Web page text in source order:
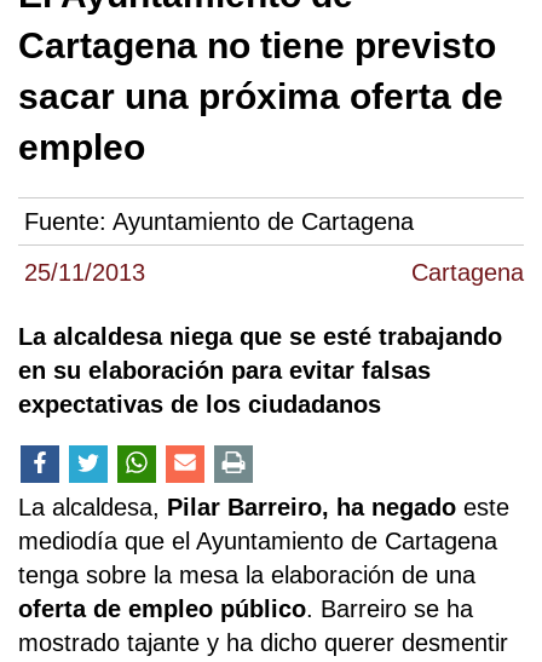
25/11/2013 Cartagena
Cartagena no tiene previsto
sacar una próxima oferta de
empleo
Fuente: Ayuntamiento de Cartagena
La alcaldesa niega que se esté trabajando
en su elaboración para evitar falsas
expectativas de los ciudadanos
La alcaldesa, Pilar Barreiro, ha negado este
mediodía que el Ayuntamiento de Cartagena
tenga sobre la mesa la elaboración de una
oferta de empleo público. Barreiro se ha
mostrado tajante y ha dicho querer desmentir